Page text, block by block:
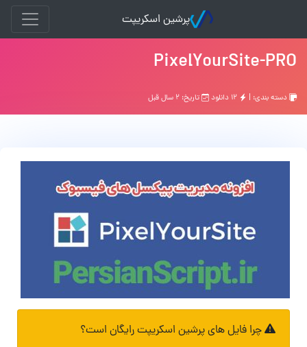
پرشین اسکریپت
PixelYourSite-PRO
دسته بندی: | تاریخ: ۲ سال قبل
چرا فایل های پرشین اسکریپت رایگان است؟